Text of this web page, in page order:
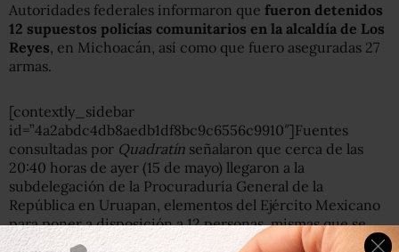
Autoridades federales informaron que fueron detenidos
12 supuestos policías comunitarios en la alcaldía de Los
Reyes, en Michoacán, así como que fuero aseguradas 27
armas.
[contextly_sidebar
id=”4a2abdc4db8aedb1df8bc9c6556c9910″]Fuentes
consultadas por Quadratín señalaron que cerca de las
20:40 horas de ayer (15 de mayo) llegaron a la
subdelegación de la Procuraduría General de la
República en Uruapan, elementos del Ejército Mexicano
para poner a disposición a 12 personas, mismas que se
presume son policías comunitarios.